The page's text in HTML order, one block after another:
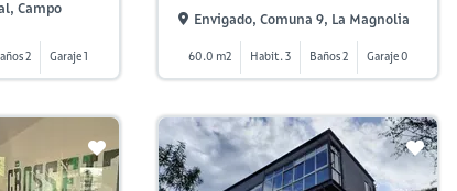
Campo
2 Garaje 1
Envigado, Comuna 9, La Magnolia
60.0 m2 Habit. 3 Baños 2 Garaje 0